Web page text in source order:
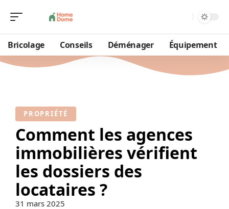
Bricolage Conseils Déménager Équipement
PROPRIÉTÉ
Comment les agences
immobilières vérifient
les dossiers des
locataires ?
31 mars 2025